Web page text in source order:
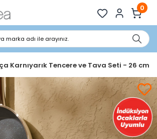
0
marka adı ile arayınız.
Karnıyarık Tencere ve Tava Seti - 26 cm